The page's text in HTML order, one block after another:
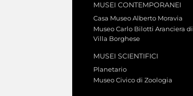
MUSEI CONTEMPORANEI
Casa Museo Alberto Moravia
Museo Carlo Bilotti Aranciera di
Villa Borghese
MUSEI SCIENTIFICI
Planetario
Museo Civico di Zoologia